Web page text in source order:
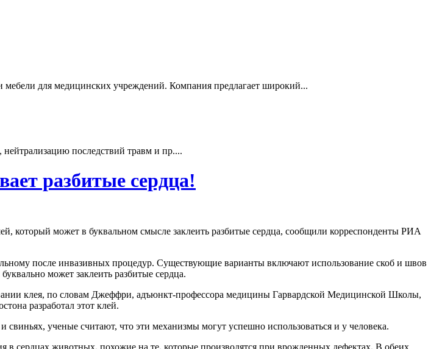
для медицинских учреждений. Компания предлагает широкий...
последствий травм и пр....
разбитые сердца!
который может в буквальном смысле заклеить разбитые сердца, сообщили корреспонденты РИА
после инвазивных процедур. Существующие варианты включают использование скоб и швов
может заклеить разбитые сердца.
клея, по словам Джеффри, адъюнкт-профессора медицины Гарвардской Медицинской Школы,
разработал этот клей.
ученые считают, что эти механизмы могут успешно использоваться и у человека.
сердцах животных, похожие на те, которые производятся при врожденных дефектах. В обеих